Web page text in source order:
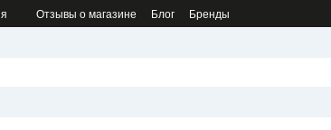
Отзывы о магазине Блог Бренды